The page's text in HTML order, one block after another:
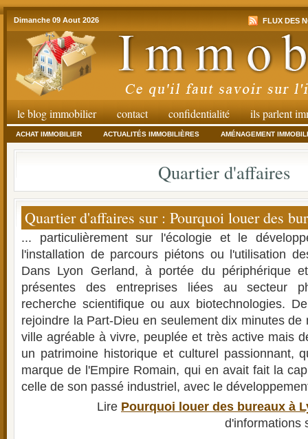
Dimanche 09 Aout 2026 FLUX DES
le blog immobilier contact confidentialité ils parlent
ACHAT IMMOBILIER ACTUALITÉS IMMOBILIÈRES AMÉNAGEMENT
Quartier d'affaires
Quartier d'affaires sur : Pourquoi louer des
... particulièrement sur l'écologie et le
l'installation de parcours piétons ou l'utilisation
Dans Lyon Gerland, à portée du périphérique
présentes des entreprises liées au secteur
recherche scientifique ou aux biotechnologies.
rejoindre la Part-Dieu en seulement dix minutes de
ville agréable à vivre, peuplée et très active mais
un patrimoine historique et culturel passionnant,
marque de l'Empire Romain, qui en avait fait la
celle de son passé industriel, avec le
Lire Pourquoi louer des bureaux à
d'informations